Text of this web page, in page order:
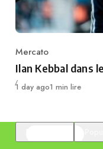
Category
Mercato
Ilan Kebbal dans
Publié
1 day ago1 min lire